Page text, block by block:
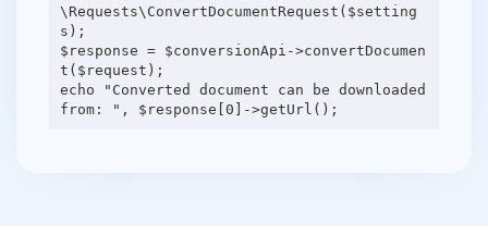
\Requests\ConvertDocumentRequest($setting
s);
$response = $conversionApi->convertDocumen
t($request);
echo "Converted document can be downloaded